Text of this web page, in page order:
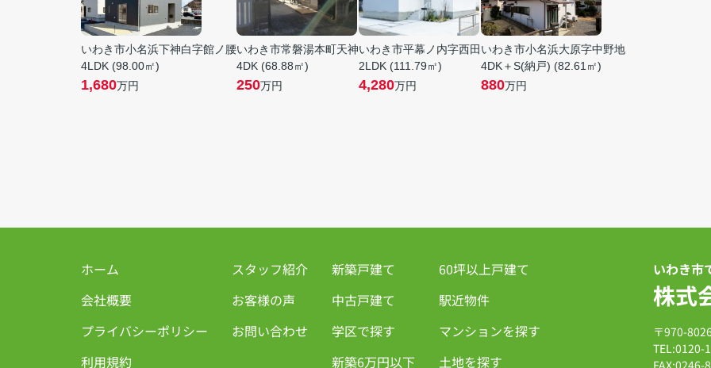
いわき市小名浜下神白字館ノ腰
4LDK (98.00㎡)
1,680万円
いわき市常磐湯本町天神
4DK (68.88㎡)
250万円
いわき市平幕ノ内字西田
2LDK (111.79㎡)
4,280万円
いわき市小名浜大原字中野地
4DK＋S(納戸) (82.61㎡)
880万円
ホーム
会社概要
プライバシーポリシー
利用規約
スタッフ紹介
お客様の声
お問い合わせ
新築戸建て
中古戸建て
学区で探す
新築6万円以下
60坪以上戸建て
駅近物件
マンションを探す
土地を探す
いわき市
株式
〒970-
TEL:0120-
FAX:0246-